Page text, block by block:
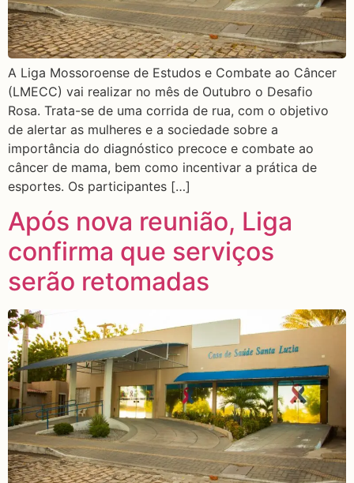
A Liga Mossoroense de Estudos e Combate ao Câncer
(LMECC) vai realizar no mês de Outubro o Desafio
Rosa. Trata-se de uma corrida de rua, com o objetivo
de alertar as mulheres e a sociedade sobre a
importância do diagnóstico precoce e combate ao
câncer de mama, bem como incentivar a prática de
esportes. Os participantes […]
Após nova reunião, Liga
confirma que serviços
serão retomadas